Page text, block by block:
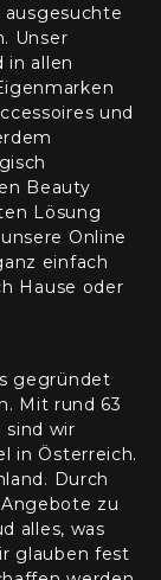
ausgesuchte
Unser
in allen
und
Beauty
Lösung
Online
einfach
Hause oder
gegründet
Mit rund 63
sind wir
in Österreich.
Durch
zu
alles, was
glauben fest